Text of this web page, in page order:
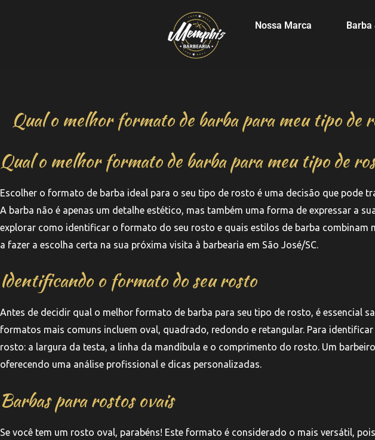
Nossa Marca Barba
Qual o melhor formato de barba para meu tipo de
Qual o melhor formato de barba para meu tipo de
Escolher o formato de barba ideal para o seu tipo de rosto é uma decisão que pode
A barba não é apenas um detalhe estético, mas também uma forma de expressar a
explorar como identificar o formato do seu rosto e quais estilos de barba combinam
a fazer a escolha certa na sua próxima visita à barbearia em São José/SC.
Identificando o formato do seu rosto
Antes de decidir qual o melhor formato de barba para seu tipo de rosto, é essencial
formatos mais comuns incluem oval, quadrado, redondo e retangular. Para
rosto: a largura da testa, a linha da mandíbula e o comprimento do rosto. Um
oferecendo uma análise profissional e dicas personalizadas.
Barbas para rostos ovais
Se você tem um rosto oval, parabéns! Este formato é considerado o mais versátil,